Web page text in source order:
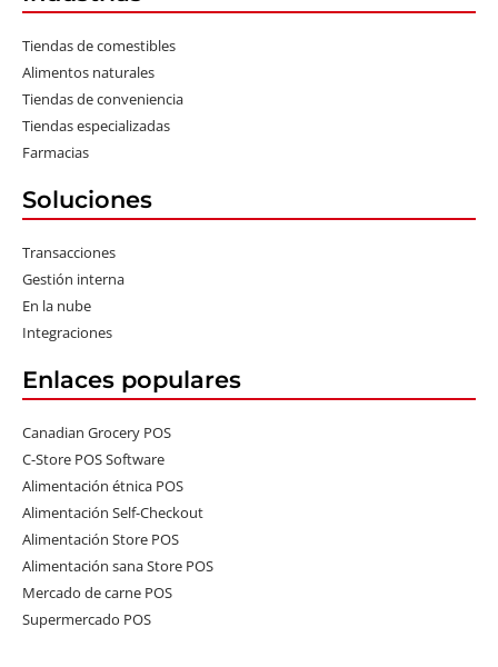
Tiendas de comestibles
Alimentos naturales
Tiendas de conveniencia
Tiendas especializadas
Farmacias
Soluciones
Transacciones
Gestión interna
En la nube
Integraciones
Enlaces populares
Canadian Grocery POS
C-Store POS Software
Alimentación étnica POS
Alimentación Self-Checkout
Alimentación Store POS
Alimentación sana Store POS
Mercado de carne POS
Supermercado POS